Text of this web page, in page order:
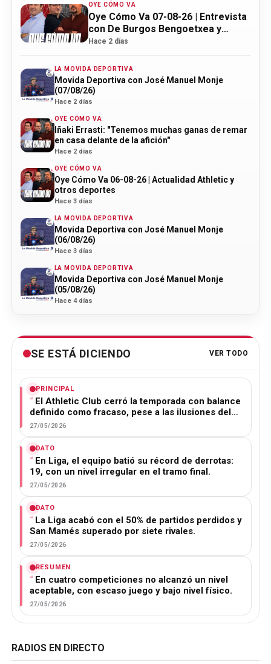
OYE CÓMO VA
Oye Cómo Va 07-08-26 | Entrevista
con De Burgos Bengoetxea y
actualidad Athletic
Hace 2 días
LA MOVIDA DEPORTIVA
Movida Deportiva con José Manuel Monje
(07/08/26)
Hace 2 días
OYE CÓMO VA
Iñaki Errasti: "Tenemos muchas ganas de remar
en casa delante de la afición"
Hace 2 días
OYE CÓMO VA
Oye Cómo Va 06-08-26 | Actualidad Athletic y
otros deportes
Hace 3 días
LA MOVIDA DEPORTIVA
Movida Deportiva con José Manuel Monje
(06/08/26)
Hace 3 días
LA MOVIDA DEPORTIVA
Movida Deportiva con José Manuel Monje
(05/08/26)
Hace 4 días
SE ESTÁ DICIENDO VER TODO
PRINCIPAL
El Athletic Club cerró la temporada con balance
definido como fracaso, pese a las ilusiones del…
27/05/2026
DATO
En Liga, el equipo batió su récord de derrotas:
19, con un nivel irregular en el tramo final.
27/05/2026
DATO
La Liga acabó con el 50% de partidos perdidos y
San Mamés superado por siete rivales.
27/05/2026
RESUMEN
En cuatro competiciones no alcanzó un nivel
aceptable, con escaso juego y bajo nivel físico.
27/05/2026
RADIOS EN DIRECTO